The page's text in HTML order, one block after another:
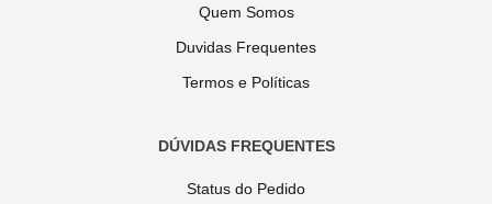
Quem Somos
Duvidas Frequentes
Termos e Políticas
DÚVIDAS FREQUENTES
Status do Pedido